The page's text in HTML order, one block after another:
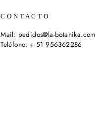
CONTACTO
Mail: pedidos@la-botanika.com
Teléfono: + 51 956362286